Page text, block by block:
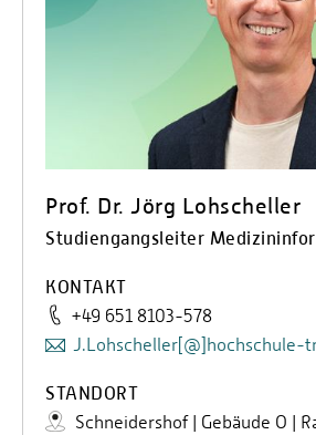
Prof. Dr. Jörg Lohscheller
Studiengangsleiter
KONTAKT
+49 651 8103-578
J.Lohscheller[@]hochschule-
STANDORT
Schneidershof | Gebäude O |